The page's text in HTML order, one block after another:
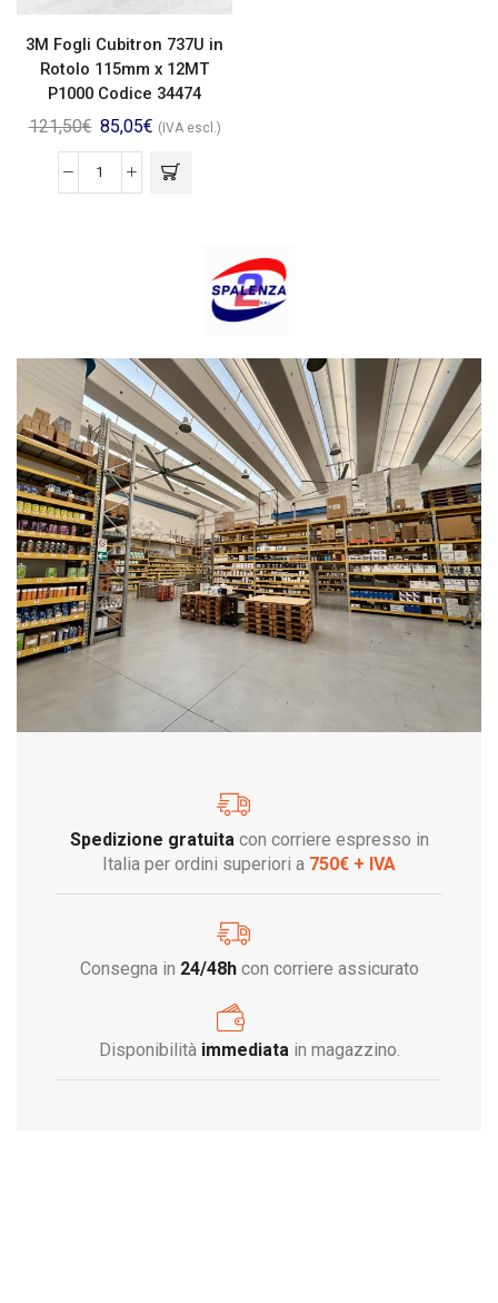
3M Fogli Cubitron 737U in
Rotolo 115mm x 12MT
P1000 Codice 34474
121,50€ 85,05€ (IVA escl.)
Spedizione gratuitacon corriere espresso in
Italia per ordini superiori a 750€ + IVA
Consegna in 24/48hcon corriere assicurato
Disponibilità immediatain magazzino.